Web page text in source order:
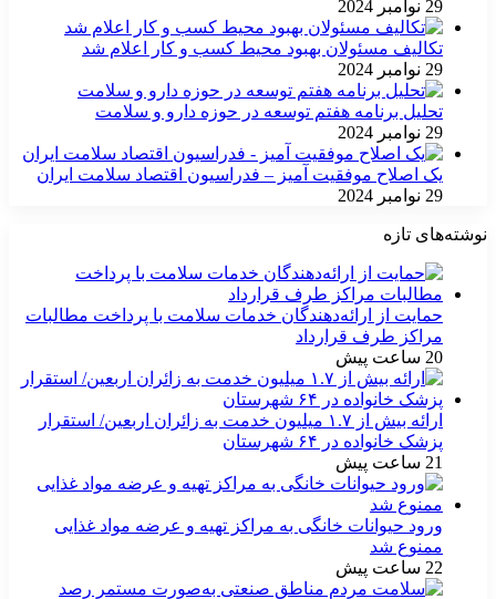
29 نوامبر 2024
تکالیف مسئولان بهبود محیط کسب و کار اعلام شد
29 نوامبر 2024
تحلیل برنامه هفتم توسعه در حوزه دارو و سلامت
29 نوامبر 2024
یک اصلاح موفقیت آمیز – فدراسیون اقتصاد سلامت ایران
29 نوامبر 2024
نوشته‌های تازه
حمایت از ارائه‌دهندگان خدمات سلامت با پرداخت مطالبات
مراکز طرف قرارداد
20 ساعت پیش
ارائه بیش از ۱.۷ میلیون خدمت به زائران اربعین/ استقرار
پزشک خانواده در ۶۴ شهرستان
21 ساعت پیش
ورود حیوانات خانگی به مراکز تهیه و عرضه مواد غذایی
ممنوع شد
22 ساعت پیش